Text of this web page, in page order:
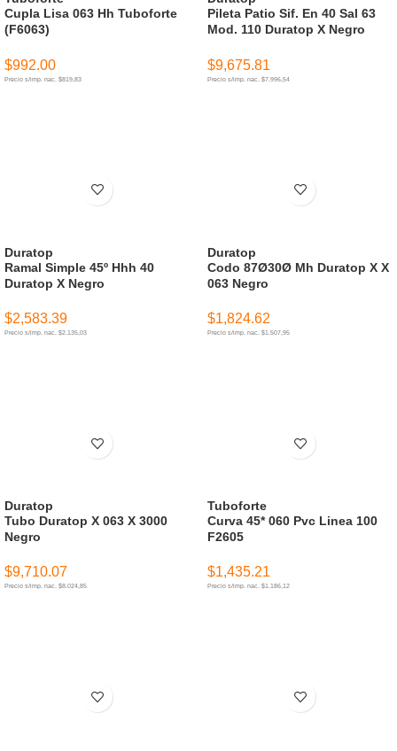
Cupla Lisa 063 Hh Tuboforte
(F6063)
$992.00
Precio s/imp. nac. $819,83
Pileta Patio Sif. En 40 Sal 63
Mod. 110 Duratop X Negro
$9,675.81
Precio s/imp. nac. $7.996,54
Ramal Simple 45º Hhh 40
Duratop X Negro
Duratop
$2,583.39
Precio s/imp. nac. $2.135,03
Codo 87Ø30Ø Mh Duratop X X
063 Negro
Duratop
$1,824.62
Precio s/imp. nac. $1.507,95
Tubo Duratop X 063 X 3000
Negro
Duratop
$9,710.07
Precio s/imp. nac. $8.024,85
Curva 45* 060 Pvc Linea 100
F2605
Tuboforte
$1,435.21
Precio s/imp. nac. $1.186,12